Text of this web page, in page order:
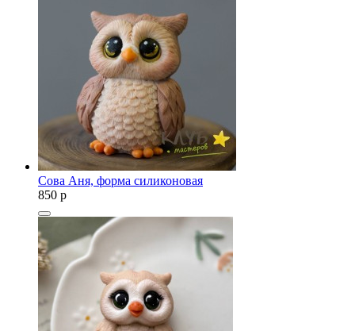
Сова Аня, форма силиконовая
850 p